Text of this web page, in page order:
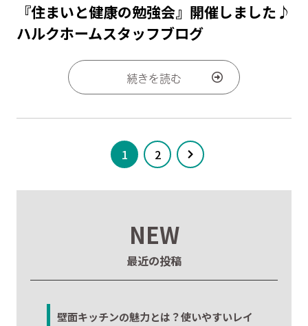
『住まいと健康の勉強会』開催しました♪
ハルクホームスタッフブログ
続きを読む
1 2
NEW
最近の投稿
壁面キッチンの魅力とは？使いやすいレイ